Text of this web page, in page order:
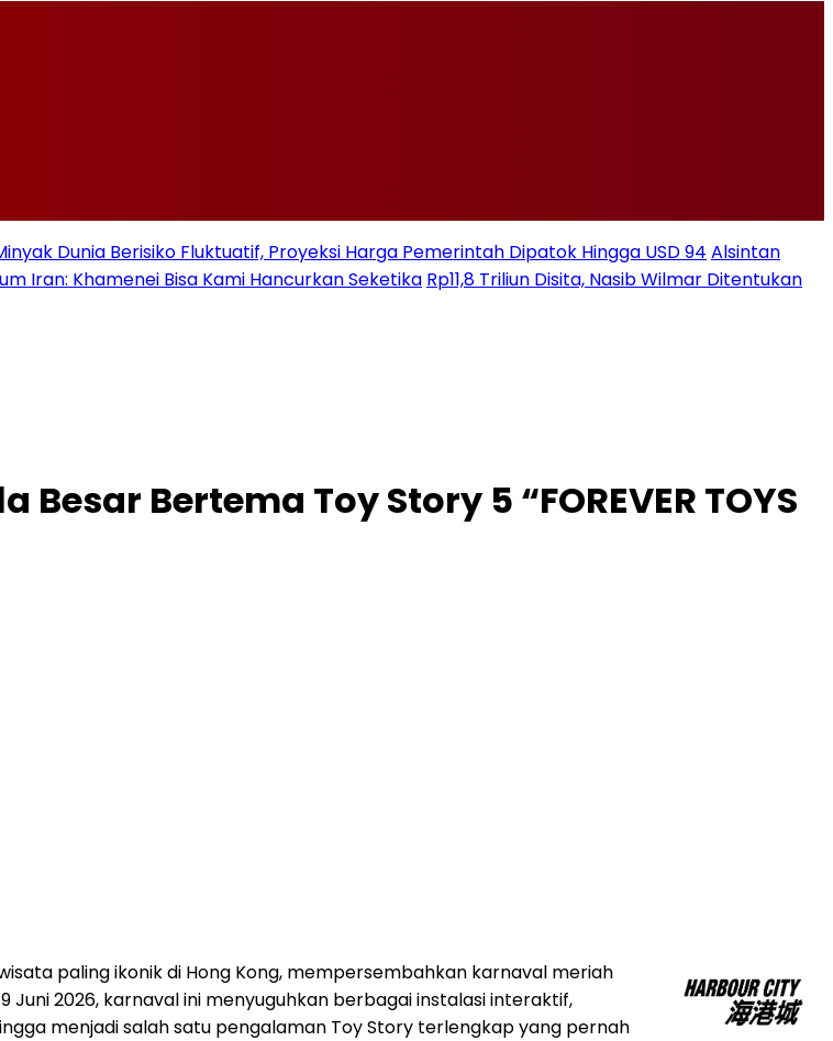
Dunia Berisiko Fluktuatif, Proyeksi Harga Pemerintah Dipatok Hingga USD 94 Alsintan
Iran: Khamenei Bisa Kami Hancurkan Seketika Rp11,8 Triliun Disita, Nasib Wilmar Ditentukan
Bertema Toy Story 5 “FOREVER TOYS
paling ikonik di Hong Kong, mempersembahkan karnaval meriah
Juni 2026, karnaval ini menyuguhkan berbagai instalasi interaktif,
menjadi salah satu pengalaman Toy Story terlengkap yang pernah